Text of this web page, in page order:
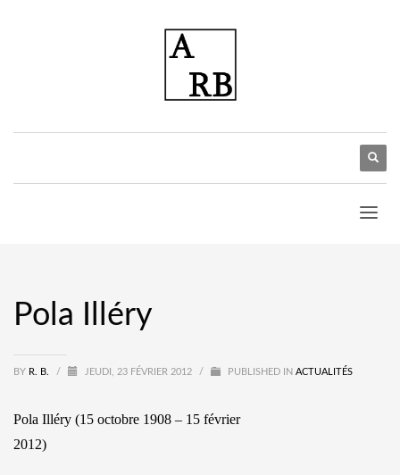
Pola Illéry
BY R. B. / JEUDI, 23 FÉVRIER 2012 / PUBLISHED IN ACTUALITÉS
Pola Illéry (15 octobre 1908 – 15 février
2012)